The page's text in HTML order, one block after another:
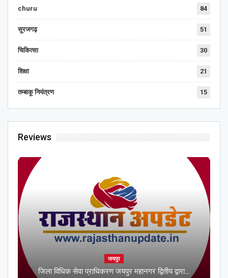
churu 84
सूरजगढ़ 51
चिकित्सा 30
शिक्षा 21
तम्बाकू नियंत्रण 15
Reviews
जयपुर
जिला विधिक सेवा प्राधिकरण जयपुर महानगर द्वितीय द्वारा…